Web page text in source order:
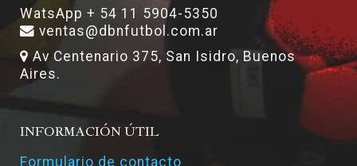
WatsApp + 54 11 5904-5350
ventas@dbnfutbol.com.ar
Av Centenario 375, San Isidro, Buenos
Aires.
INFORMACIÓN ÚTIL
Formulario de contacto